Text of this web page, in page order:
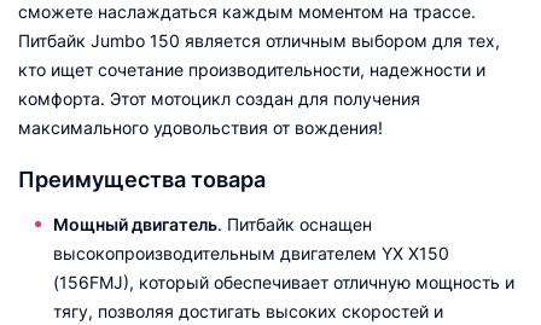
сможете наслаждаться каждым моментом на трассе.
Питбайк Jumbo 150 является отличным выбором для тех,
кто ищет сочетание производительности, надежности и
комфорта. Этот мотоцикл создан для получения
максимального удовольствия от вождения!
Преимущества товара
Мощный двигатель. Питбайк оснащен
высокопроизводительным двигателем YX X150
(156FMJ), который обеспечивает отличную мощность и
тягу, позволяя достигать высоких скоростей и